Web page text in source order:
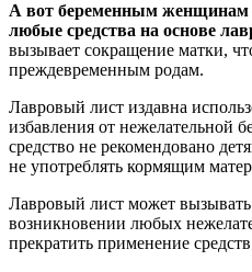
А вот беременным женщинам
любые средства на основе
вызывает сокращение матки,
преждевременным родам.
Лавровый лист издавна
избавления от нежелательной
средство не рекомендовано
не употреблять кормящим
Лавровый лист может
возникновении любых
прекратить применение